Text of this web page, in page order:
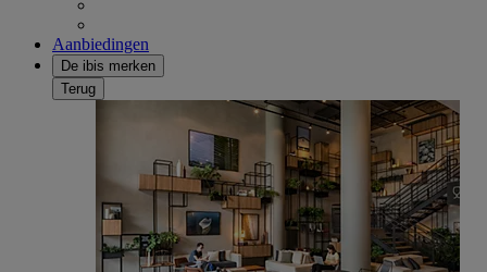
Aanbiedingen
De ibis merken
Terug